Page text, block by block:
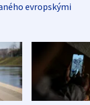
evropskými